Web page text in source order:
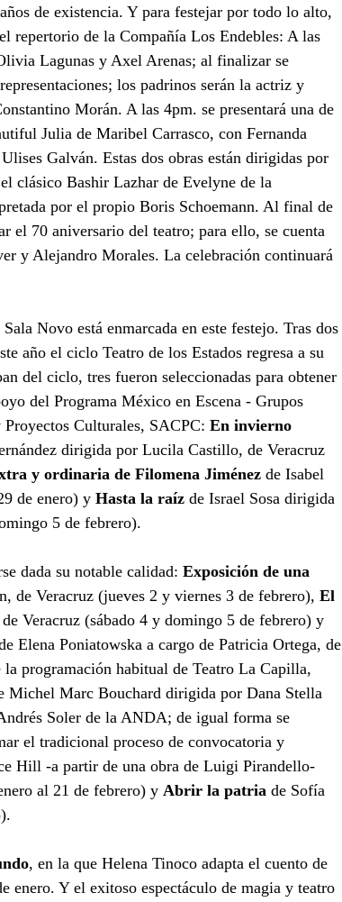
de existencia. Y para festejar por todo lo alto,
repertorio de la Compañía Los Endebles: A las
Lagunas y Axel Arenas; al finalizar se
los padrinos serán la actriz y
Morán. A las 4pm. se presentará una de
Julia de Maribel Carrasco, con Fernanda
Galván. Estas dos obras están dirigidas por
clásico Bashir Lazhar de Evelyne de la
por el propio Boris Schoemann. Al final de
el 70 aniversario del teatro; para ello, se cuenta
y Alejandro Morales. La celebración continuará
Novo está enmarcada en este festejo. Tras dos
año el ciclo Teatro de los Estados regresa a su
del ciclo, tres fueron seleccionadas para obtener
del Programa México en Escena - Grupos
Culturales, SACPC: En invierno
dirigida por Lucila Castillo, de Veracruz
y ordinaria de Filomena Jiménez de Isabel
de enero) y Hasta la raíz de Israel Sosa dirigida
5 de febrero).
dada su notable calidad: Exposición de una
Veracruz (jueves 2 y viernes 3 de febrero), El
Veracruz (sábado 4 y domingo 5 de febrero) y
Elena Poniatowska a cargo de Patricia Ortega, de
programación habitual de Teatro La Capilla,
Michel Marc Bouchard dirigida por Dana Stella
Soler de la ANDA; de igual forma se
el tradicional proceso de convocatoria y
Hill -a partir de una obra de Luigi Pirandello-
al 21 de febrero) y Abrir la patria de Sofía
, en la que Helena Tinoco adapta el cuento de
enero. Y el exitoso espectáculo de magia y teatro